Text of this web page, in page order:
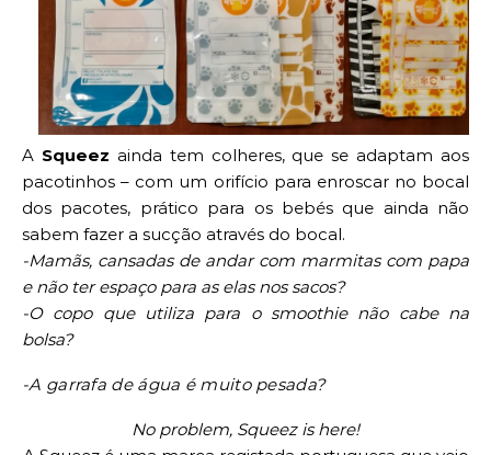
A Squeez ainda tem colheres, que se adaptam aos
pacotinhos – com um orifício para enroscar no bocal
dos pacotes, prático para os bebés que ainda não
sabem fazer a sucção através do bocal.
-Mamãs, cansadas de andar com marmitas com papa
e não ter espaço para as elas nos sacos?
-O copo que utiliza para o smoothie não cabe na
bolsa?
-A garrafa de água é muito pesada?
No problem, Squeez is here!